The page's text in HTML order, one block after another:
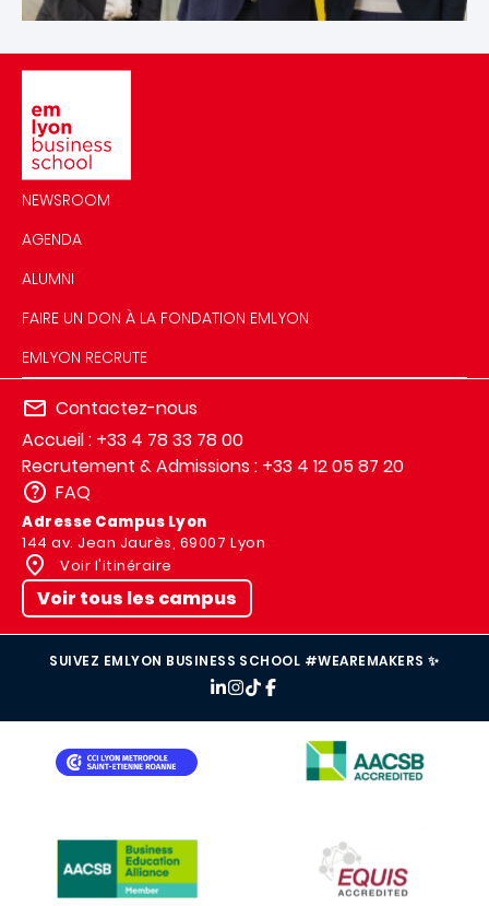
NEWSROOM
AGENDA
ALUMNI
FAIRE UN DON À LA FONDATION EMLYON
EMLYON RECRUTE
Contactez-nous
Accueil : +33 4 78 33 78 00
Recrutement & Admissions : +33 4 12 05 87 20
FAQ
Adresse Campus Lyon
144 av. Jean Jaurès, 69007 Lyon
Voir l'itinéraire
Voir tous les campus
SUIVEZ EMLYON BUSINESS SCHOOL #WEAREMAKERS ✨
IMAGE